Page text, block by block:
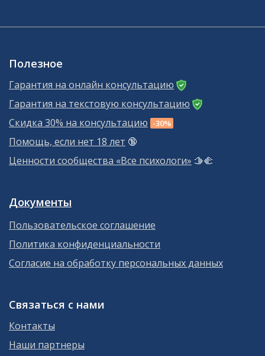
Полезное
Гарантия на онлайн консультацию
Гарантия на текстовую консультацию
Скидка 30% на консультацию -30%
Помощь, если нет 18 лет 🔞
Ценности сообщества «Все психологи» 🫱‍🫲
Документы
Пользовательское соглашение
Политика конфиденциальности
Согласие на обработку персональных данных
Связаться с нами
Контакты
Наши партнеры